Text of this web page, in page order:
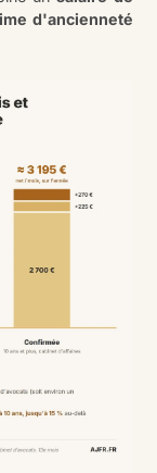
d'ancienneté